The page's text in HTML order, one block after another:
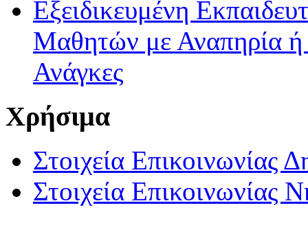
Εξειδικευμένη
Μαθητών με Αναπηρία ή /
Ανάγκες
Χρήσιμα
Στοιχεία Επικοινωνίας
Στοιχεία Επικοινωνίας